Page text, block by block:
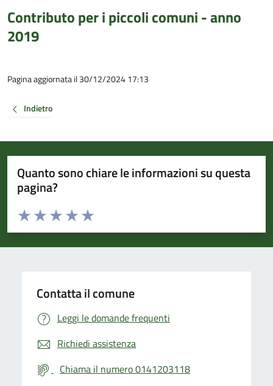
Contributo per i piccoli comuni - anno
2019
Pagina aggiornata il 30/12/2024 17:13
Indietro
Quanto sono chiare le informazioni su questa
pagina?
Valuta da 1 a 5 stelle la pagina
Valuta 5 stelle su 5
Valuta 4 stelle su 5
Valuta 3 stelle su 5
Valuta 2 stelle su 5
Valuta 1 stelle su 5
Contatta il comune
Leggi le domande frequenti
Richiedi assistenza
Chiama il numero 0141203118